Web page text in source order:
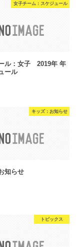
女子チーム：スケジュール
ル：女子 2019年 年
ール
キッズ：お知らせ
知らせ
トピックス